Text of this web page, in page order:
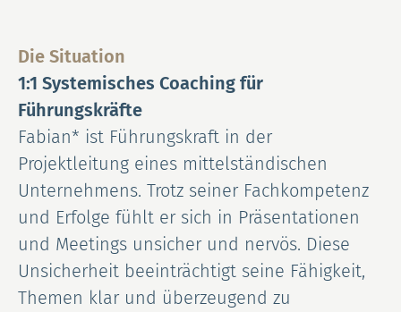
Die Situation
1:1 Systemisches Coaching für
Führungskräfte
Fabian* ist Führungskraft in der
Projektleitung eines mittelständischen
Unternehmens. Trotz seiner Fachkompetenz
und Erfolge fühlt er sich in Präsentationen
und Meetings unsicher und nervös. Diese
Unsicherheit beeinträchtigt seine Fähigkeit,
Themen klar und überzeugend zu